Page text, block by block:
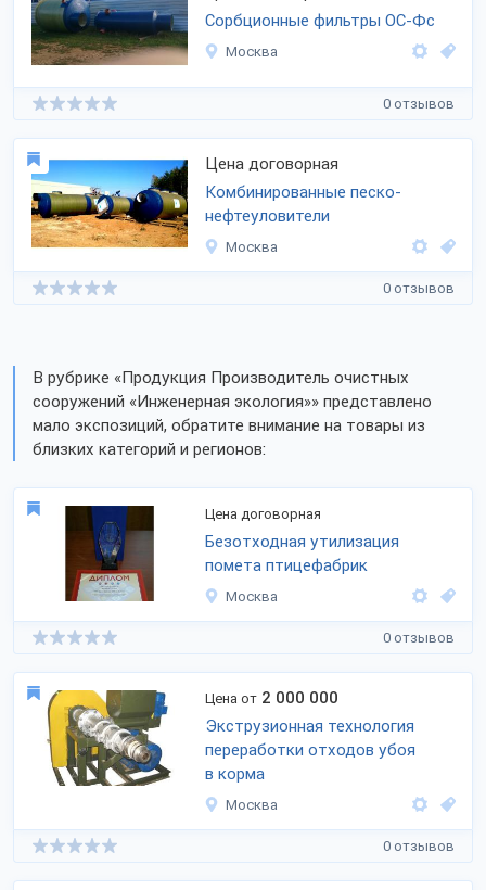
Сорбционные фильтры ОС-Фс
Москва
0 отзывов
Цена договорная
Комбинированные песко-
нефтеуловители
Москва
0 отзывов
В рубрике «Продукция Производитель очистных
сооружений «Инженерная экология»» представлено
мало экспозиций, обратите внимание на товары из
близких категорий и регионов:
Цена договорная
Безотходная утилизация
помета птицефабрик
Москва
0 отзывов
Цена от 2 000 000
Экструзионная технология
переработки отходов убоя
в корма
Москва
0 отзывов